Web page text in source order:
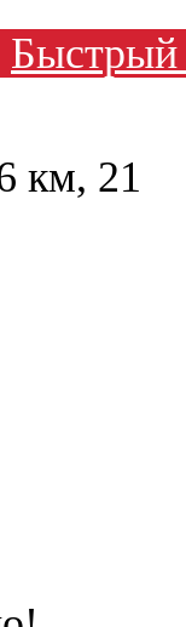
Быстрый
км, 21